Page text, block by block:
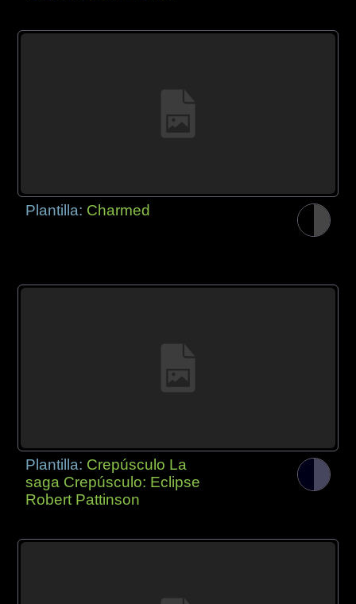
Plantilla: Charmed
Plantilla: Crepúsculo La
saga Crepúsculo: Eclipse
Robert Pattinson